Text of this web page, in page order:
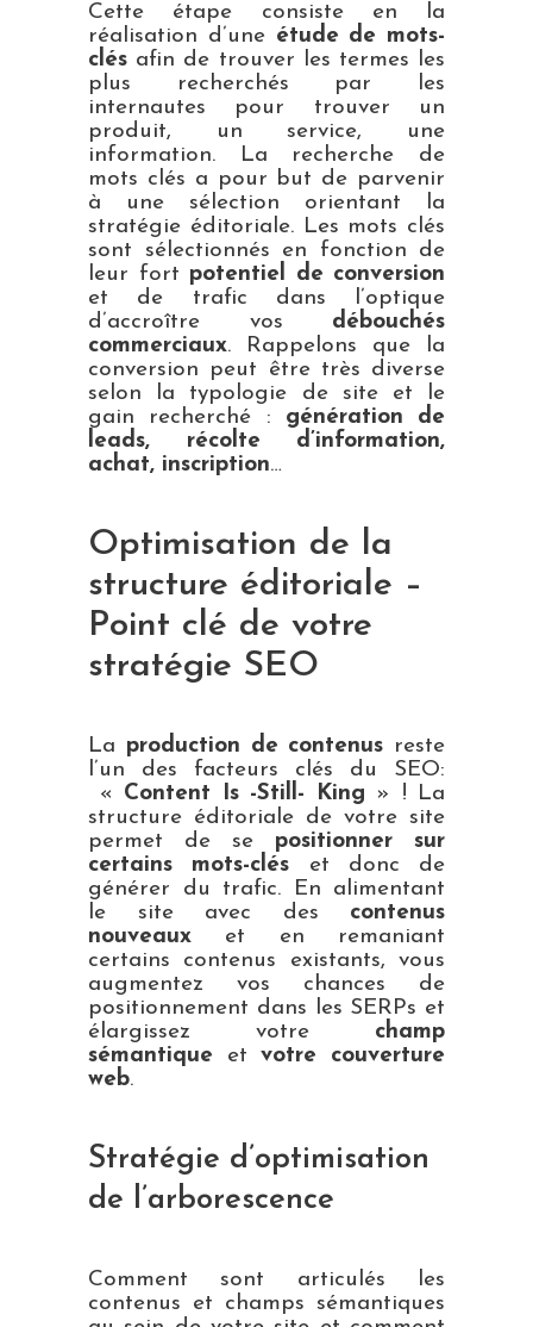
Cette étape consiste en la
réalisation d’une étude de mots-
clés afin de trouver les termes les
plus recherchés par les
internautes pour trouver un
produit, un service, une
information. La recherche de
mots clés a pour but de parvenir
à une sélection orientant la
stratégie éditoriale. Les mots clés
sont sélectionnés en fonction de
leur fort potentiel de conversion
et de trafic dans l’optique
d’accroître vos débouchés
commerciaux. Rappelons que la
conversion peut être très diverse
selon la typologie de site et le
gain recherché : génération de
leads, récolte d’information,
achat, inscription…
Optimisation de la
structure éditoriale –
Point clé de votre
stratégie SEO
La production de contenus reste
l’un des facteurs clés du SEO:
« Content Is -Still- King » ! La
structure éditoriale de votre site
permet de se positionner sur
certains mots-clés et donc de
générer du trafic. En alimentant
le site avec des contenus
nouveaux et en remaniant
certains contenus existants, vous
augmentez vos chances de
positionnement dans les SERPs et
élargissez votre champ
sémantique etvotre couverture
web.
Stratégie d’optimisation
de l’arborescence
Comment sont articulés les
contenus et champs sémantiques